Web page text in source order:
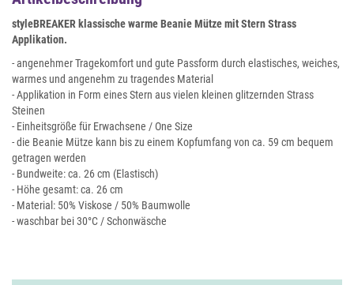
styleBREAKER klassische warme Beanie Mütze mit Stern Strass
Applikation.
- angenehmer Tragekomfort und gute Passform durch elastisches, weiches,
warmes und angenehm zu tragendes Material
- Applikation in Form eines Stern aus vielen kleinen glitzernden Strass
Steinen
- Einheitsgröße für Erwachsene / One Size
- die Beanie Mütze kann bis zu einem Kopfumfang von ca. 59 cm bequem
getragen werden
- Bundweite: ca. 26 cm (Elastisch)
- Höhe gesamt: ca. 26 cm
- Material: 50% Viskose / 50% Baumwolle
- waschbar bei 30°C / Schonwäsche